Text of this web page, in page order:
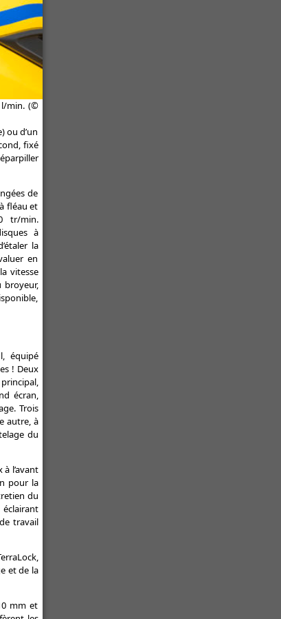
l/min. (©
ou d’un
fixé
de
fléau et
tr/min.
à
la
en
vitesse
broyeur,
équipé
! Deux
écran,
Trois
autre, à
du
l’avant
pour la
du
travail
et de la
mm et